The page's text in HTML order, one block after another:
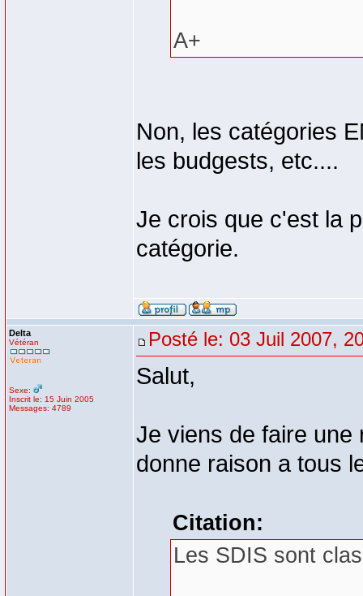
A+
Non, les catégories
les budgests, etc....
Je crois que c'est la
catégorie.
Delta
Vétéran
Sexe:
Inscrit le: 15 Juin 2005
Messages: 4789
Posté le: 03 Juil 2007,
Salut,
Je viens de faire une
donne raison a tous
Citation:
Les SDIS sont